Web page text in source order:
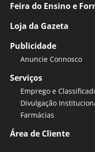
Feira do Ensino e
Loja da Gazeta
Publicidade
Anuncie Connosco
Serviços
Emprego e
Divulgação
Farmácias
Área de Cliente